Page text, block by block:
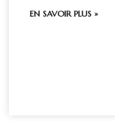
EN SAVOIR PLUS »